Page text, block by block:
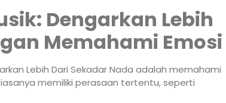
Dengarkan Lebih
Memahami Emosi
Lebih Dari Sekadar Nada adalah memahami
memiliki perasaan tertentu, seperti